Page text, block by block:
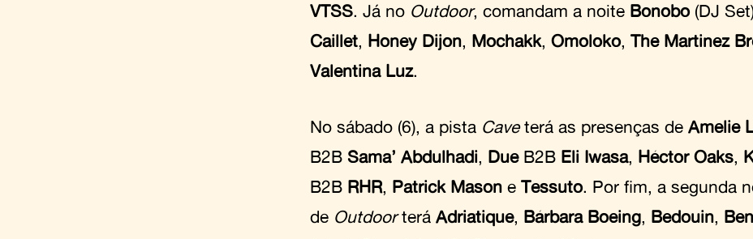
VTSS. Já no Outdoor, comandam a noite Bonobo(DJ
Caillet, Honey Dijon, Mochakk, Omoloko, The Martinez
Valentina Luz.
No sábado (6), a pista Caveterá as presenças de Amelie
B2B Sama’ Abdulhadi, Due B2B Eli Iwasa, Héctor Oaks,
B2B RHR, Patrick Mason e Tessuto. Por fim, a segunda
de Outdoorterá Adriatique, Bárbara Boeing, Bedouin,